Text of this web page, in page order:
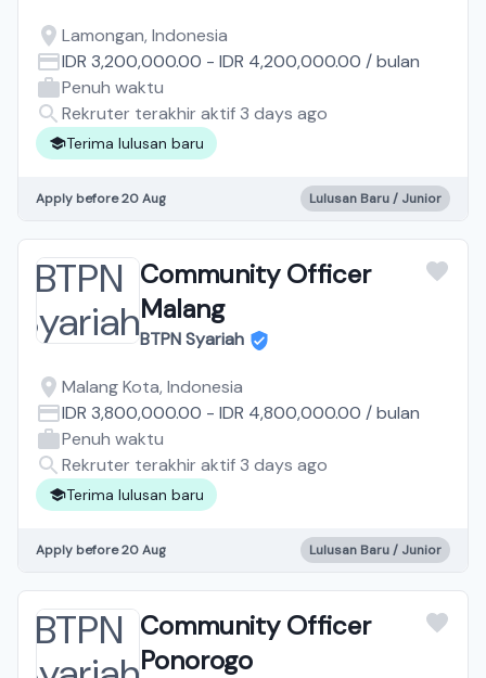
Lamongan, Indonesia
IDR 3,200,000.00 - IDR 4,200,000.00 /bulan
Penuh waktu
Rekruter terakhir aktif 3 days ago
Terima lulusan baru
Apply before 20 Aug Lulusan Baru / Junior
Community Officer
Malang
BTPN Syariah
Malang Kota, Indonesia
IDR 3,800,000.00 - IDR 4,800,000.00 /bulan
Penuh waktu
Rekruter terakhir aktif 3 days ago
Terima lulusan baru
Apply before 20 Aug Lulusan Baru / Junior
Community Officer
Ponorogo